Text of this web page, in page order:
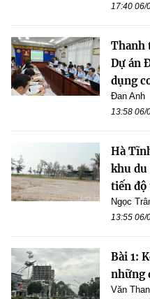
17:40 06/
Thanh
Dự án
dụng
Đan Anh
13:58 06/
Hà
khu du
tiến độ
Ngọc
13:55 06/
Bài 1:
những
Văn